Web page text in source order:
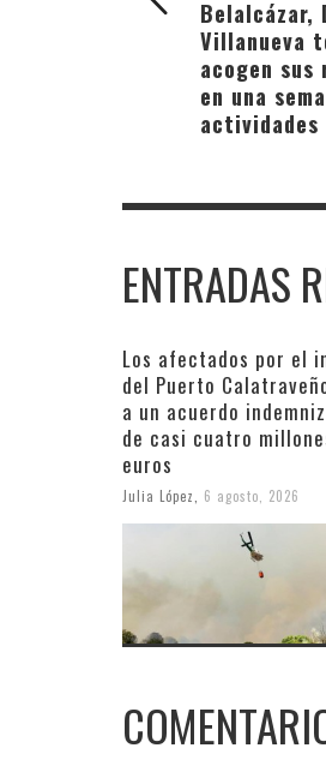
Belalcázar,
Villanueva
acogen
en una
actividades
ENTRADAS
Los afectados por el
del Puerto
a un acuerdo
de casi cuatro
euros
Julia López, 6 agosto, 2026